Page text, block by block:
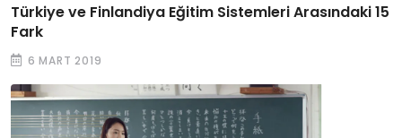
Türkiye ve Finlandiya Eğitim Sistemleri Arasındaki 15
Fark
6 MART 2019